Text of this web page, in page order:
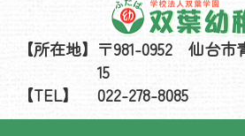
【所在地】 〒981-0952 仙台市
15
【TEL】
022-278-8085